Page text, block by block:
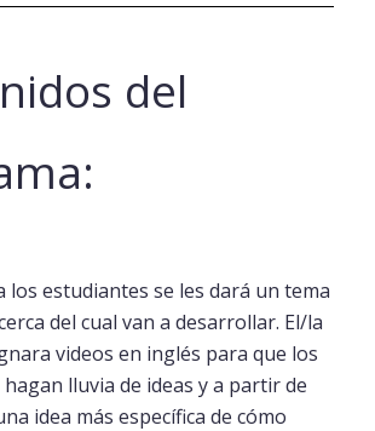
del
los estudiantes se les dará un tema
del cual van a desarrollar. El/la
videos en inglés para que los
lluvia de ideas y a partir de
idea más específica de cómo